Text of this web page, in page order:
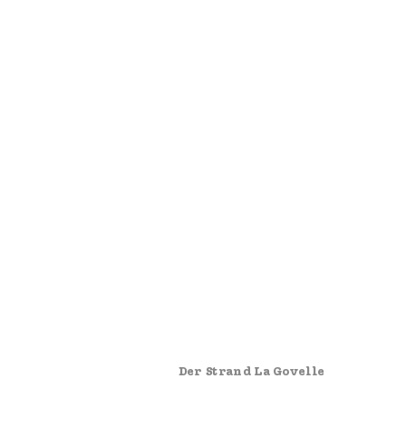
Der Strand La Govelle